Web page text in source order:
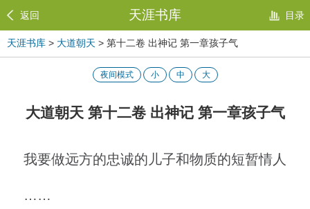
返回 天涯书库 目录
天涯书库 > 大道朝天 > 第十二卷 出神记 第一章孩子气
夜间模式 小 中 大
大道朝天 第十二卷 出神记 第一章孩子气
我要做远方的忠诚的儿子和物质的短暂情人
……